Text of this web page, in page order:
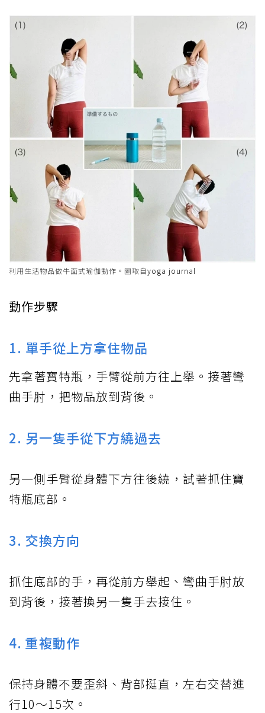
利用生活物品做牛面式瑜伽動作。圖取自yoga journal
動作步驟
1. 單手從上方拿住物品
先拿著寶特瓶，手臂從前方往上舉。接著彎
曲手肘，把物品放到背後。
2. 另一隻手從下方繞過去
另一側手臂從身體下方往後繞，試著抓住寶
特瓶底部。
3. 交換方向
抓住底部的手，再從前方舉起、彎曲手肘放
到背後，接著換另一隻手去接住。
4. 重複動作
保持身體不要歪斜、背部挺直，左右交替進
行10～15次。